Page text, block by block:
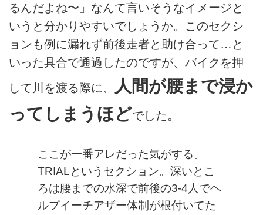
るんだよね〜」なんて言いそうなイメージと
いうと分かりやすいでしょうか。このセクシ
ョンも例に漏れず前後走者と助け合って…と
いった具合で通過したのですが、バイクを押
して川を渡る際に、
人間が腰まで浸か
ってしまうほどでした。
ここが一番アレだった気がする。
TRIALというセクション。深いとこ
ろは腰までの水深で前後の3-4人でヘ
ルプイーチアザー体制が根付いてた